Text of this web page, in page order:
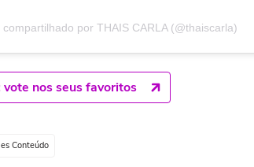
compartilhado por THAIS CARLA (@thaiscarla)
nos seus favoritos
Conteúdo